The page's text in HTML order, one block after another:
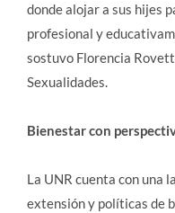
donde alojar a sus hijes
profesional y
sostuvo Florencia
Sexualidades.
Bienestar con
La UNR cuenta con una
extensión y políticas de